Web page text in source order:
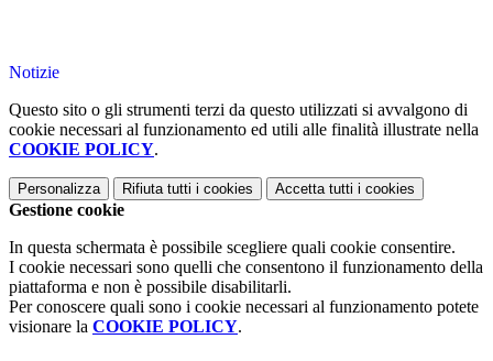
Notizie
Questo sito o gli strumenti terzi da questo utilizzati si avvalgono di
cookie necessari al funzionamento ed utili alle finalità illustrate nella
COOKIE POLICY.
Personalizza Rifiuta tutti i cookies Accetta tutti i cookies
Gestione cookie
In questa schermata è possibile scegliere quali cookie consentire.
I cookie necessari sono quelli che consentono il funzionamento della
piattaforma e non è possibile disabilitarli.
Per conoscere quali sono i cookie necessari al funzionamento potete
visionare la COOKIE POLICY.